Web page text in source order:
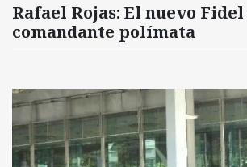
Rafael Rojas: El nuevo Fidel
comandante polímata